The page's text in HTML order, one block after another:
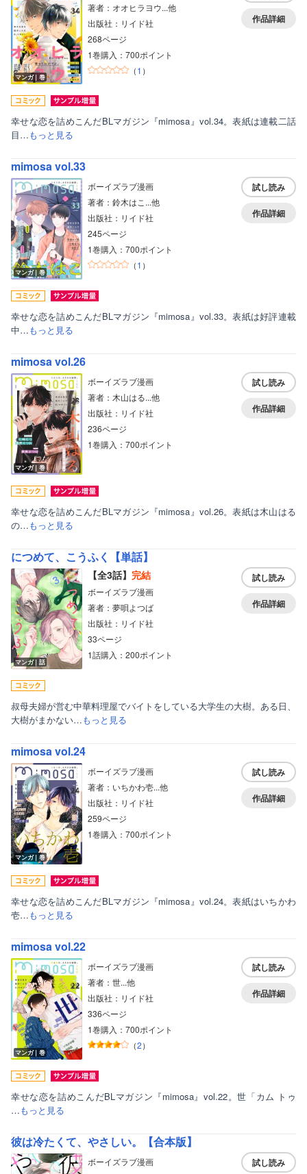
マンガ｜巻
著者：オオヒラヨウ...他
出版社：リイド社
268ページ
1巻購入：700ポイント
（1 ）
作品詳細
幸せな恋を詰めこんだBLマガジン『mimosa』vol.34。表紙は連載二話
目…もっと見る
mimosa vol.33
マンガ｜巻
ボーイズラブ漫画
著者：鈴木はこ...他
出版社：リイド社
245ページ
1巻購入：700ポイント
（1 ）
試し読み
作品詳細
幸せな恋を詰めこんだBLマガジン『mimosa』vol.33。表紙は好評連載
中…もっと見る
mimosa vol.26
マンガ｜巻
ボーイズラブ漫画
著者：木山はる...他
出版社：リイド社
236ページ
1巻購入：700ポイント
試し読み
作品詳細
幸せな恋を詰めこんだBLマガジン『mimosa』vol.26。表紙は木山はる
の…もっと見る
につめて、こうふく【単話】
マンガ｜話
【全3話】 完結
ボーイズラブ漫画
著者：夢唄よつば
出版社：リイド社
33ページ
1話購入：200ポイント
試し読み
作品詳細
叔母夫婦が営む中華料理屋でバイトをしている大学生の大樹。ある日、
大樹がまかない…もっと見る
mimosa vol.24
マンガ｜巻
ボーイズラブ漫画
著者：いちかわ壱...他
出版社：リイド社
259ページ
1巻購入：700ポイント
試し読み
作品詳細
幸せな恋を詰めこんだBLマガジン『mimosa』vol.24。表紙はいちかわ
壱…もっと見る
mimosa vol.22
マンガ｜巻
ボーイズラブ漫画
著者：世...他
出版社：リイド社
336ページ
1巻購入：700ポイント
（2）
試し読み
作品詳細
幸せな恋を詰めこんだBLマガジン『mimosa』vol.22。世「カム トゥ
…もっと見る
彼は冷たくて、やさしい。【合本版】
ボーイズラブ漫画
試し読み